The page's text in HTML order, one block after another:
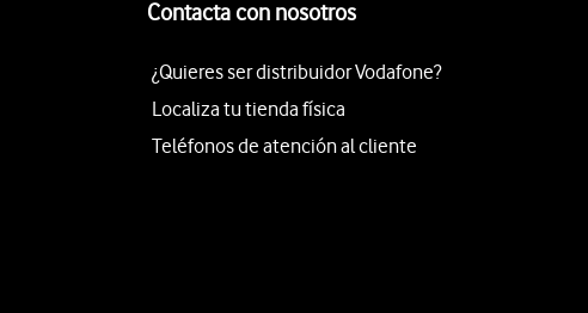
Contacta con nosotros
¿Quieres ser distribuidor Vodafone?
Localiza tu tienda física
Teléfonos de atención al cliente